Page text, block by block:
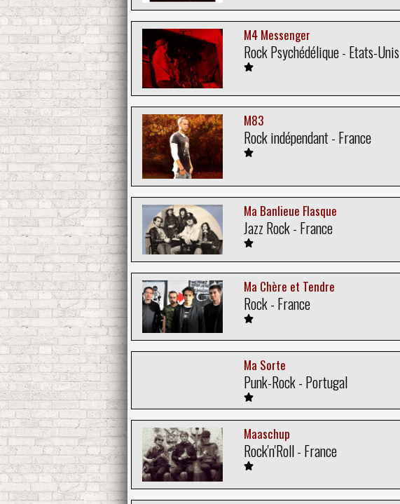
M4 Messenger
Rock Psychédélique - Etats-Unis
M83
Rock indépendant - France
Ma Banlieue Flasque
Jazz Rock - France
Ma Chère et Tendre
Rock - France
Ma Sorte
Punk-Rock - Portugal
Maaschup
Rock'n'Roll - France